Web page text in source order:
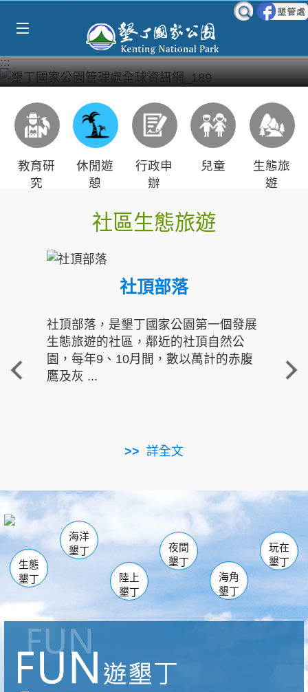
:::
教育研
究
休閒遊
憩
行政申
辦
兒童
生態旅
遊
社區生態旅遊
社頂部落
社頂部落，是墾丁國家公園第一個發展
生態旅遊的社區，鄰近的社頂自然公
園，每年9、10月間，數以萬計的赤腹
鷹及灰 ...
詳全文
重
走進
南仁湖
海生館
恆春 佳樂水
龍鑾潭自然中心 森林遊樂區
瓊麻館
關山 墾管處遊客中心
社頂公園 風吹沙
船帆石
白砂 龍磐公園
香蕉灣
砂島
鵝鑾鼻
生態
墾丁
海洋
墾丁
陸上
墾丁
夜間
墾丁
海角
墾丁
玩在
墾丁